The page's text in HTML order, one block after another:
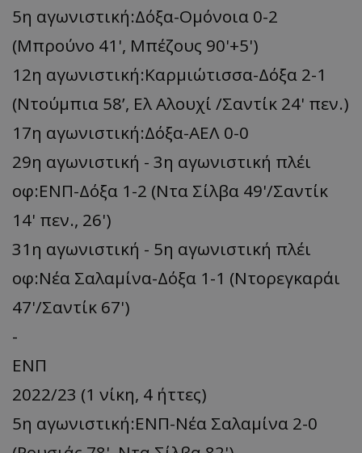
5η αγωνιστική:Δόξα-Ομόνοια 0-2
(Μπρούνο 41', Μπέζους 90'+5')
12η αγωνιστική:Καρμιώτισσα-Δόξα 2-1
(Ντούμπια 58’, Ελ Αλουχί /Σαντίκ 24' πεν.)
17η αγωνιστική:Δόξα-ΑΕΛ 0-0
29η αγωνιστική - 3η αγωνιστική πλέι
οφ:ΕΝΠ-Δόξα 1-2 (Ντα Σίλβα 49'/Σαντίκ
14' πεν., 26')
31η αγωνιστική - 5η αγωνιστική πλέι
οφ:Νέα Σαλαμίνα-Δόξα 1-1 (Ντορεγκαράι
47'/Σαντίκ 67')
-
ΕΝΠ
2022/23 (1 νίκη, 4 ήττες)
5η αγωνιστική:ΕΝΠ-Νέα Σαλαμίνα 2-0